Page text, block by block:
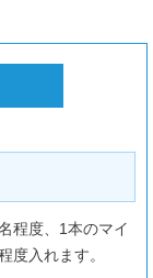
程度、1本のマイ
度入れます。